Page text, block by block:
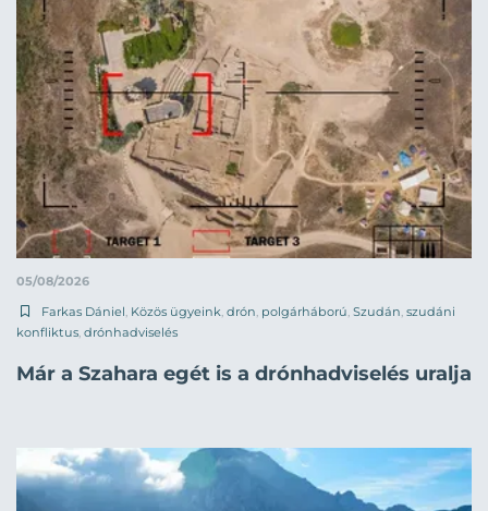
05/08/2026
Farkas Dániel Közös ügyeink drón polgárháború Szudán szudáni
konfliktus drónhadviselés
Már a Szahara egét is a drónhadviselés uralja